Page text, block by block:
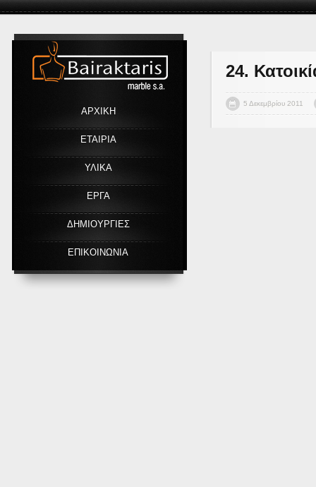
ΑΡΧΙΚΗ
ΕΤΑΙΡΙΑ
ΥΛΙΚΑ
ΕΡΓΑ
ΔΗΜΙΟΥΡΓΙΕΣ
ΕΠΙΚΟΙΝΩΝΙΑ
24.
5 Δεκεμβρίου 2011